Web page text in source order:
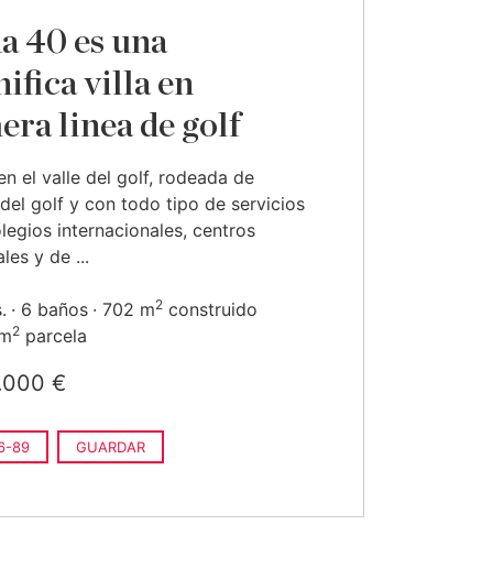
40 es una
villa en
linea de golf
el valle del golf, rodeada de
golf y con todo tipo de servicios
internacionales, centros
y de ...
6 baños 702 m2 construido
2 parcela
€
89 GUARDAR